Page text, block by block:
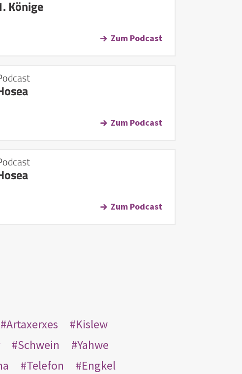
Könige
Zum Podcast
Zum Podcast
Zum Podcast
Artaxerxes
Kislew
Schwein
Yahwe
Telefon
Engkel